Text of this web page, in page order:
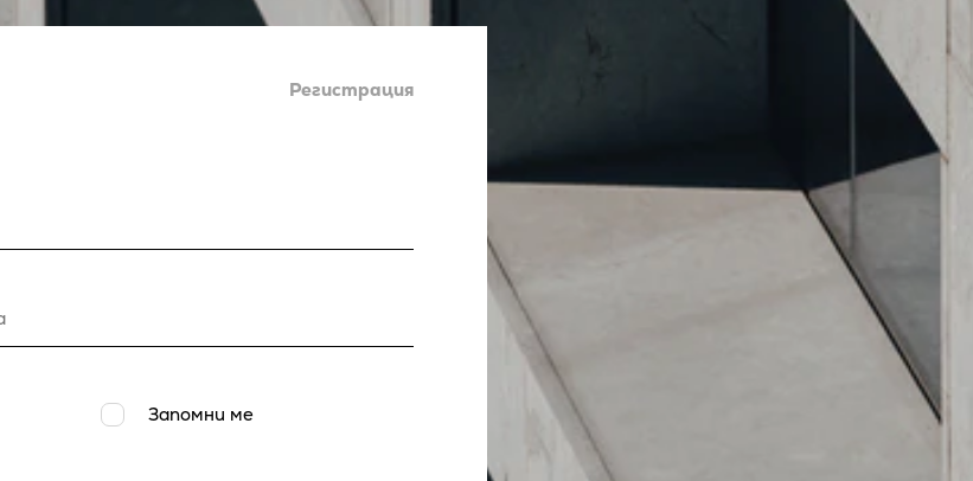
Регистрация
Запомни ме